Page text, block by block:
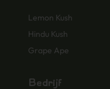
Lemon Kush
Hindu Kush
Grape Ape
Bedrijf